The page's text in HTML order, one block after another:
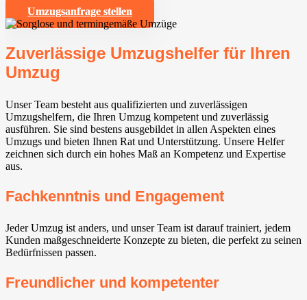
Umzugsanfrage stellen
Zuverlässige Umzugshelfer für Ihren
Umzug
Unser Team besteht aus qualifizierten und zuverlässigen
Umzugshelfern, die Ihren Umzug kompetent und zuverlässig
ausführen. Sie sind bestens ausgebildet in allen Aspekten eines
Umzugs und bieten Ihnen Rat und Unterstützung. Unsere Helfer
zeichnen sich durch ein hohes Maß an Kompetenz und Expertise
aus.
Fachkenntnis und Engagement
Jeder Umzug ist anders, und unser Team ist darauf trainiert, jedem
Kunden maßgeschneiderte Konzepte zu bieten, die perfekt zu seinen
Bedürfnissen passen.
Freundlicher und kompetenter